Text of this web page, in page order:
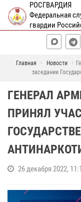
РОСГВАРДИЯ
Федеральная
гвардии
Главная Новости
заседании
ГЕНЕРАЛ
ПРИНЯЛ
26 декабря 2022,